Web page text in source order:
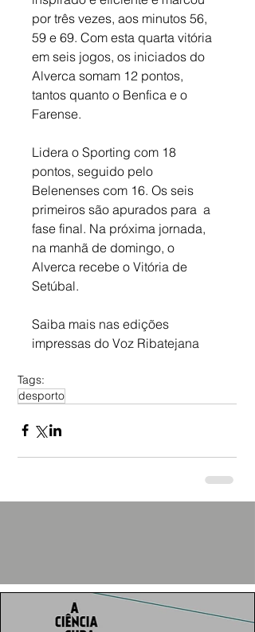
por três vezes, aos minutos 56,
59 e 69. Com esta quarta vitória
em seis jogos, os iniciados do
Alverca somam 12 pontos,
tantos quanto o Benfica e o
Farense.
Lidera o Sporting com 18
pontos, seguido pelo
Belenenses com 16. Os seis
primeiros são apurados para  a
fase final. Na próxima jornada,
na manhã de domingo, o
Alverca recebe o Vitória de
Setúbal.
Saiba mais nas edições
impressas do Voz Ribatejana
Tags:
desporto